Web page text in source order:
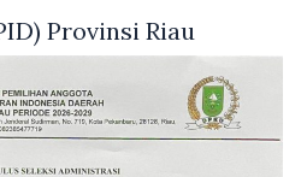
Provinsi Riau